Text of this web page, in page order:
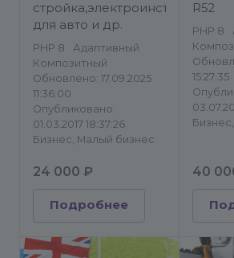
стройка,электроинструмент,всё
для авто и др.
PHP 8
Адаптивный
Композитный
Обновлено: 17.09.2025
11:36:00
Опубликовано:
01.03.2017 18:37:26
Бизнес, Малый бизнес
24 000 ₽
Подробнее
R52
PHP 8
15:27:35
40